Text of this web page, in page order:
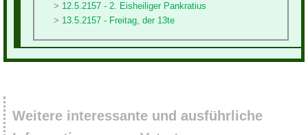
12.5.2157 - 2. Eisheiliger Pankratius
13.5.2157 - Freitag, der 13te
Weitere interessante und ausführliche